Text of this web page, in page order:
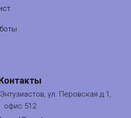
ул. Перовская д.1,
офис 512